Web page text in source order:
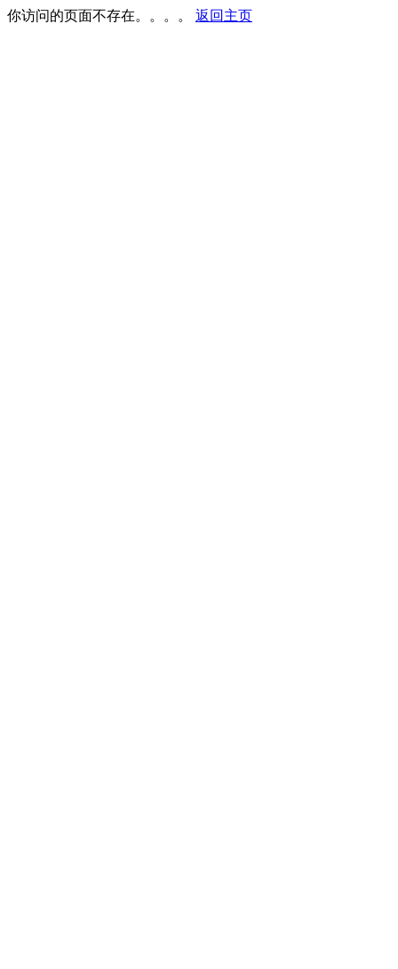
你访问的页面不存在。。。。 返回主页